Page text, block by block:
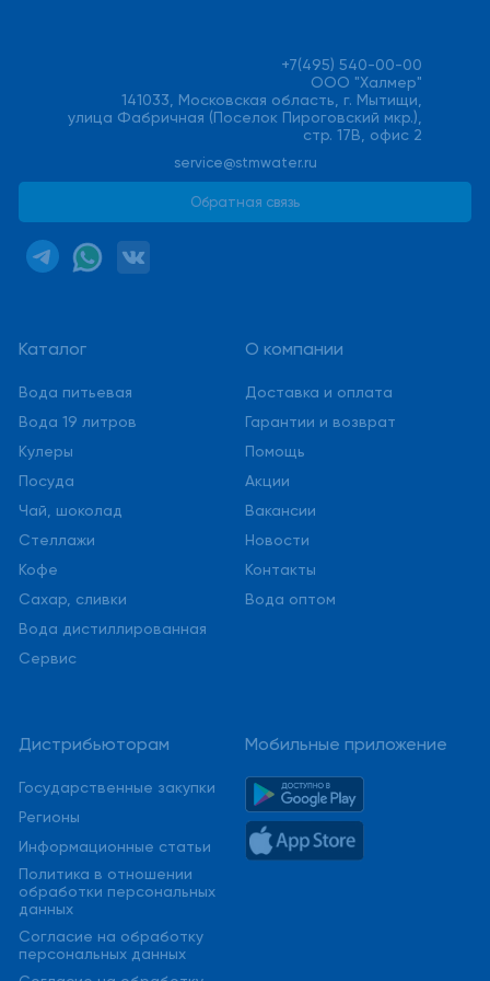
Каталог
Вода питьевая
Вода 19 литров
Кулеры
Посуда
Чай, шоколад
Стеллажи
Кофе
Сахар, сливки
Вода дистиллированная
Сервис
О компании
Доставка и оплата
Гарантии и возврат
Помощь
Акции
Вакансии
Новости
Контакты
Вода оптом
Дистрибьюторам
Государственные закупки
Регионы
Информационные статьи
Политика в отношении
обработки персональных
данных
Cогласие на обработку
персональных данных
Мобильные приложение
+7(495) 540-00-00
ООО "Халмер"
141033, Московская область, г. Мытищи,
улица Фабричная (Поселок Пироговский мкр.),
стр. 17В, офис 2
service@stmwater.ru
Обратная связь